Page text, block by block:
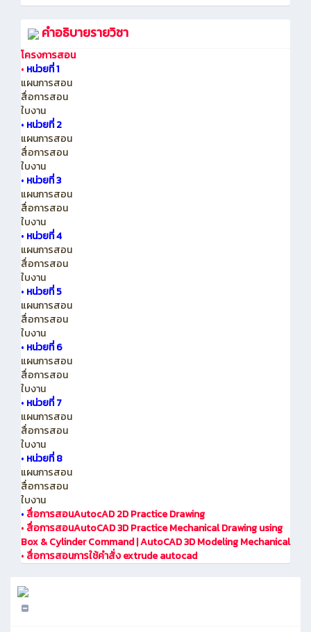
คำอธิบายรายวิชา
โครงการสอน
• หน่วยที่ 1
แผนการสอน
สื่อการสอน
ใบงาน
• หน่วยที่ 2
แผนการสอน
สื่อการสอน
ใบงาน
• หน่วยที่ 3
แผนการสอน
สื่อการสอน
ใบงาน
• หน่วยที่ 4
แผนการสอน
สื่อการสอน
ใบงาน
• หน่วยที่ 5
แผนการสอน
สื่อการสอน
ใบงาน
• หน่วยที่ 6
แผนการสอน
สื่อการสอน
ใบงาน
• หน่วยที่ 7
แผนการสอน
สื่อการสอน
ใบงาน
• หน่วยที่ 8
แผนการสอน
สื่อการสอน
ใบงาน
• สื่อการสอนAutocAD 2D Practice Drawing
• สื่อการสอนAutoCAD 3D Practice Mechanical Drawing using
Box & Cylinder Command | AutoCAD 3D Modeling Mechanical
• สื่อการสอนการใช้คำสั่ง extrude autocad